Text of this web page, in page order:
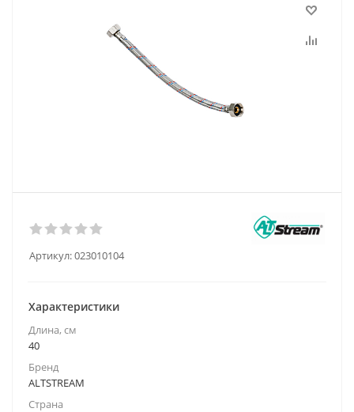
Артикул:023010104
Характеристики
Длина, см
40
Бренд
ALTSTREAM
Страна